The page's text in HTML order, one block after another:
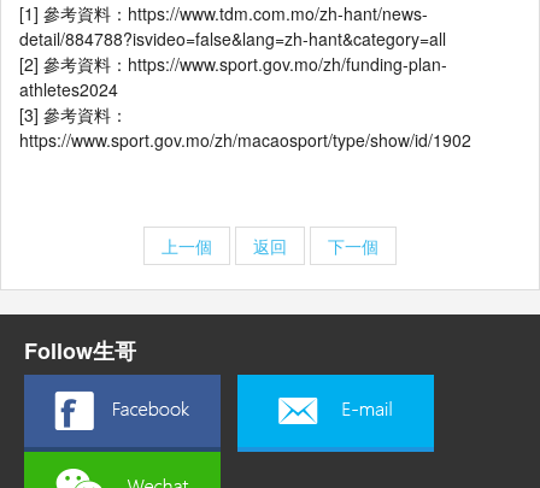
[1] 參考資料：https://www.tdm.com.mo/zh-hant/news-
detail/884788?isvideo=false&lang=zh-hant&category=all
[2] 參考資料：https://www.sport.gov.mo/zh/funding-plan-
athletes2024
[3] 參考資料：
https://www.sport.gov.mo/zh/macaosport/type/show/id/1902
上一個 返回 下一個
Follow生哥